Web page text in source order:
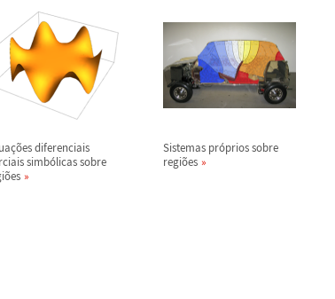
ções diferenciais
simbólicas sobre
ões
Sistemas próprios sobre
regiões